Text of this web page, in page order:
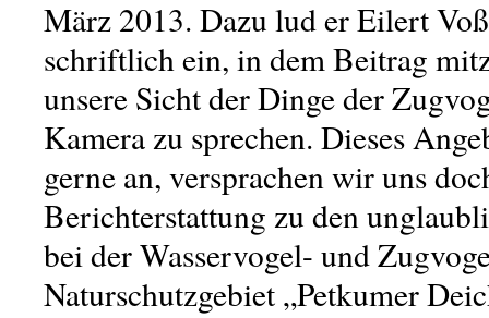
März 2013. Dazu lud er Eilert
schriftlich ein, in dem Beitrag
unsere Sicht der Dinge der
Kamera zu sprechen. Dieses
gerne an, versprachen wir uns
Berichterstattung zu den
bei der Wasservogel- und
Naturschutzgebiet „Petkumer